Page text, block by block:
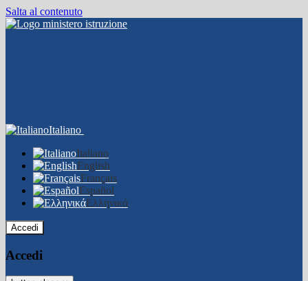
Salta al contenuto
Italiano
Italiano
English
Français
Español
Ελληνικά
Accedi
Accedi